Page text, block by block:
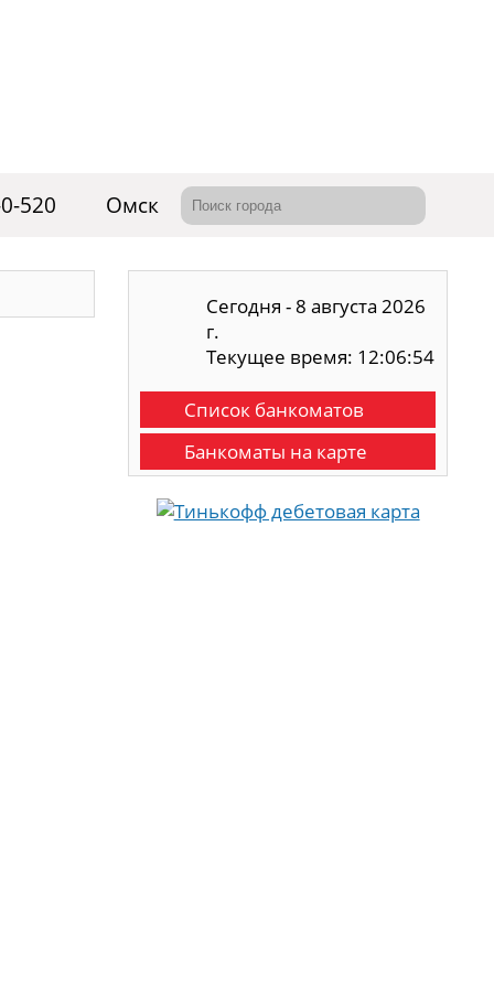
520 Омск
Сегодня - 8 августа 2026
г.
Текущее время: 12:06:55
Список банкоматов
Банкоматы на карте